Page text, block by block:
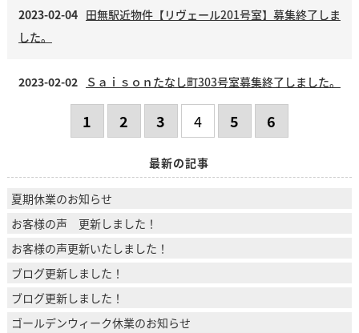
2023-02-04 田無駅近物件【リヴェール201号室】募集終了しま
した。
2023-02-02 Ｓａｉｓｏｎたなし町303号室募集終了しました。
1 2 3 4 5 6
最新の記事
夏期休業のお知らせ
お客様の声 更新しました！
お客様の声更新いたしました！
ブログ更新しました！
ブログ更新しました！
ゴールデンウィーク休業のお知らせ